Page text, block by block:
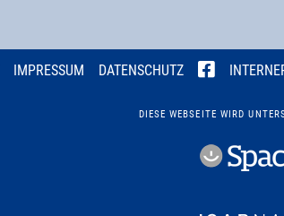
IMPRESSUM DATENSCHUTZ
DIESE WEBSEITE WIRD